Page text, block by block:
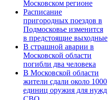
Московском регионе
Расписание
пригородных поездов в
Подмосковье изменится
в предстоящие выходные
В страшной аварии в
Московской области
погибли два человека
В Московской области
жители сдали около 1000
единиц оружия для нужд